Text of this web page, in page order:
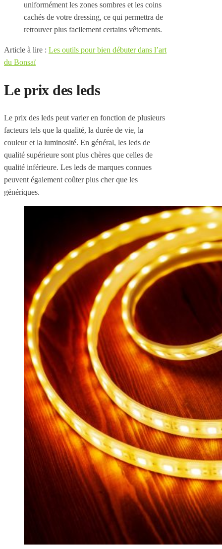
uniformément les zones sombres et les coins
cachés de votre dressing, ce qui permettra de
retrouver plus facilement certains vêtements.
Article à lire : Les outils pour bien débuter dans l’art
du Bonsaï
Le prix des leds
Le prix des leds peut varier en fonction de plusieurs
facteurs tels que la qualité, la durée de vie, la
couleur et la luminosité. En général, les leds de
qualité supérieure sont plus chères que celles de
qualité inférieure. Les leds de marques connues
peuvent également coûter plus cher que les
génériques.